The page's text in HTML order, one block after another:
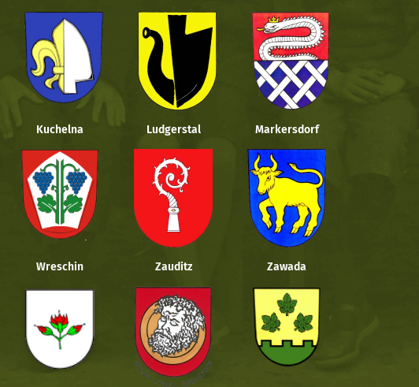
Kuchelna Ludgerstal Markersdorf
Wreschin Zauditz Zawada